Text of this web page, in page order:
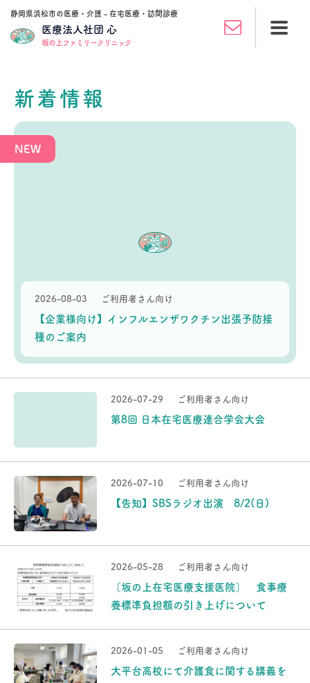
静岡県浜松市の医療・介護 - 在宅医療・訪問診療
医療法人社団 心
坂の上ファミリークリニック
新着情報
2026-08-03 ご利用者さん向け
【企業様向け】インフルエンザワクチン出張予防接
種のご案内
2026-07-29 ご利用者さん向け
第8回 日本在宅医療連合学会大会
2026-07-10 ご利用者さん向け
【告知】SBSラジオ出演 8/2(日)
2026-05-28 ご利用者さん向け
〔坂の上在宅医療支援医院〕 食事療
養標準負担額の引き上げについて
2026-01-05 ご利用者さん向け
大平台高校にて介護食に関する講義を